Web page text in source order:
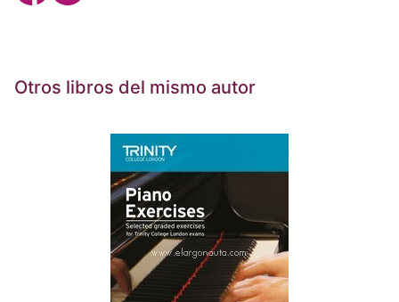
Otros libros del mismo autor